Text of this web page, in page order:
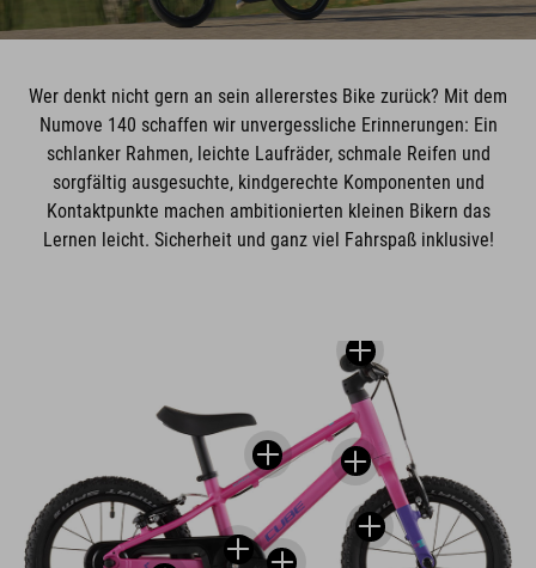
Wer denkt nicht gern an sein allererstes Bike zurück? Mit dem
Numove 140 schaffen wir unvergessliche Erinnerungen: Ein
schlanker Rahmen, leichte Laufräder, schmale Reifen und
sorgfältig ausgesuchte, kindgerechte Komponenten und
Kontaktpunkte machen ambitionierten kleinen Bikern das
Lernen leicht. Sicherheit und ganz viel Fahrspaß inklusive!